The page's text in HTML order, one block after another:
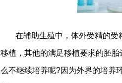
在辅助生殖中，体外受精的
移植，其他的满足移植要求的胚
么不继续培养呢?因为外界的培养